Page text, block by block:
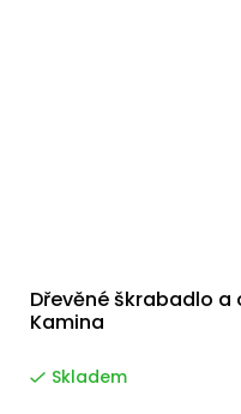
Dřevěné škrabadlo
Kamina
Skladem